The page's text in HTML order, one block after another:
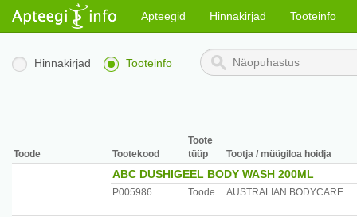
Apteegid Hinnakirjad Tooteinfo
Hinnakirjad Tooteinfo
Toode Tootekood
Toote
tüüp
Tootja / müügiloa hoidja
ABC DUSHIGEEL BODY WASH 200ML
P005986 Toode AUSTRALIAN BODYCARE